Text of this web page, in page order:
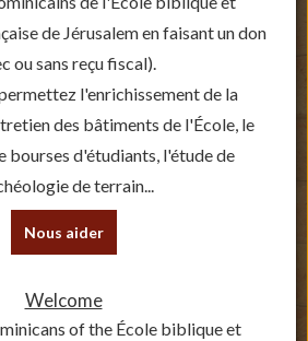
עברית
de Jérusalem en faisant un don
ou sans reçu fiscal).
l'enrichissement de la
des bâtiments de l'École, le
bourses d'étudiants, l'étude de
de terrain...
Nous aider
Welcome
of the École biblique et